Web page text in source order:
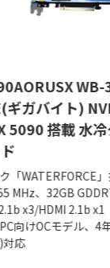
WB-
ギガバイト)
5090 搭載 水冷
「WATERFORCE
MHz、32GB
x3/HDMI 2.1b x1
向けOCモデル、4
対応